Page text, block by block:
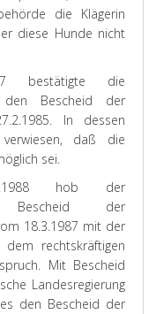
die Klägerin
diese Hunde nicht
bestätigte die
den Bescheid der
In dessen
daß die
sei.
hob der
Bescheid der
18.3.1987 mit der
rechtskräftigen
Mit Bescheid
Landesregierung
den Bescheid der